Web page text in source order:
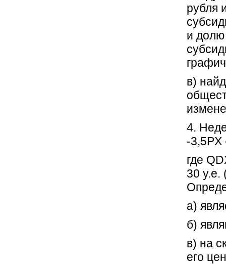
рубля
и долю
в)
4.
-3,5PX
где Q
30 у.е.
а)
б)
в) на
его